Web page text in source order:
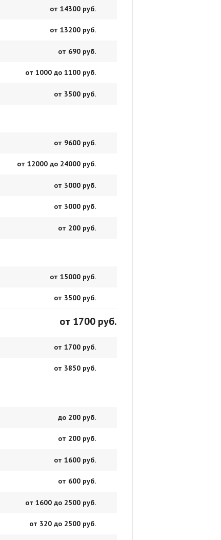
от 14300 руб.
от 13200 руб.
от 690 руб.
от 1000 до 1100 руб.
от 3500 руб.
от 9600 руб.
от 12000 до 24000 руб.
от 3000 руб.
от 3000 руб.
от 200 руб.
от 15000 руб.
от 3500 руб.
от 1700 руб.
от 1700 руб.
от 3850 руб.
до 200 руб.
от 200 руб.
от 1600 руб.
от 600 руб.
от 1600 до 2500 руб.
от 320 до 2500 руб.